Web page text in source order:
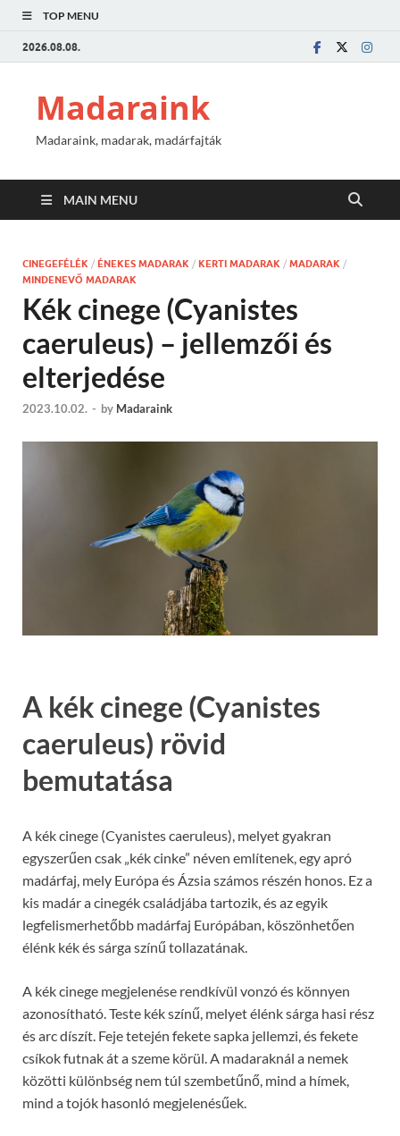
TOP MENU
2026.08.08.
Madaraink
Madaraink, madarak, madárfajták
MAIN MENU
CINEGEFÉLÉK / ÉNEKES MADARAK / KERTI MADARAK / MADARAK /
MINDENEVŐ MADARAK
Kék cinege (Cyanistes
caeruleus) – jellemzői és
elterjedése
2023.10.02. - by Madaraink
A kék cinege (Cyanistes
caeruleus) rövid
bemutatása
A kék cinege (Cyanistes caeruleus), melyet gyakran
egyszerűen csak „kék cinke” néven említenek, egy apró
madárfaj, mely Európa és Ázsia számos részén honos. Ez a
kis madár a cinegék családjába tartozik, és az egyik
legfelismerhetőbb madárfaj Európában, köszönhetően
élénk kék és sárga színű tollazatának.
A kék cinege megjelenése rendkívül vonzó és könnyen
azonosítható. Teste kék színű, melyet élénk sárga hasi rész
és arc díszít. Feje tetején fekete sapka jellemzi, és fekete
csíkok futnak át a szeme körül. A madaraknál a nemek
közötti különbség nem túl szembetűnő, mind a hímek,
mind a tojók hasonló megjelenésűek.